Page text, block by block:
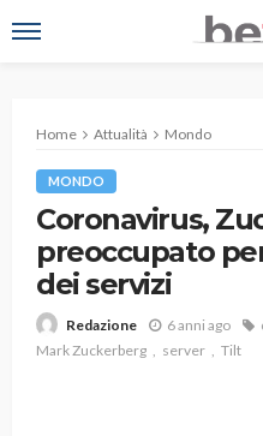
Home Attualità Mondo
MONDO
Coronavirus,
preoccupato
dei servizi
Redazione 6 anni ago
Mark Zuckerberg
server Tilt